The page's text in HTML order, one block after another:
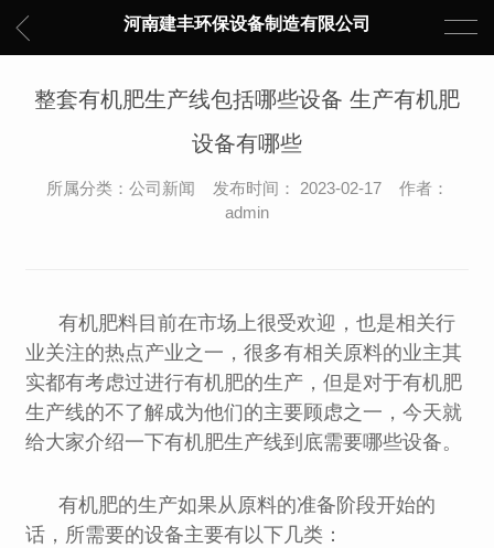
河南建丰环保设备制造有限公司
整套有机肥生产线包括哪些设备 生产有机肥
设备有哪些
所属分类：公司新闻 发布时间： 2023-02-17 作者：
admin
有机肥料目前在市场上很受欢迎，也是相关行
业关注的热点产业之一，很多有相关原料的业主其
实都有考虑过进行有机肥的生产，但是对于有机肥
生产线的不了解成为他们的主要顾虑之一，今天就
给大家介绍一下有机肥生产线到底需要哪些设备。
有机肥的生产如果从原料的准备阶段开始的
话，所需要的设备主要有以下几类：